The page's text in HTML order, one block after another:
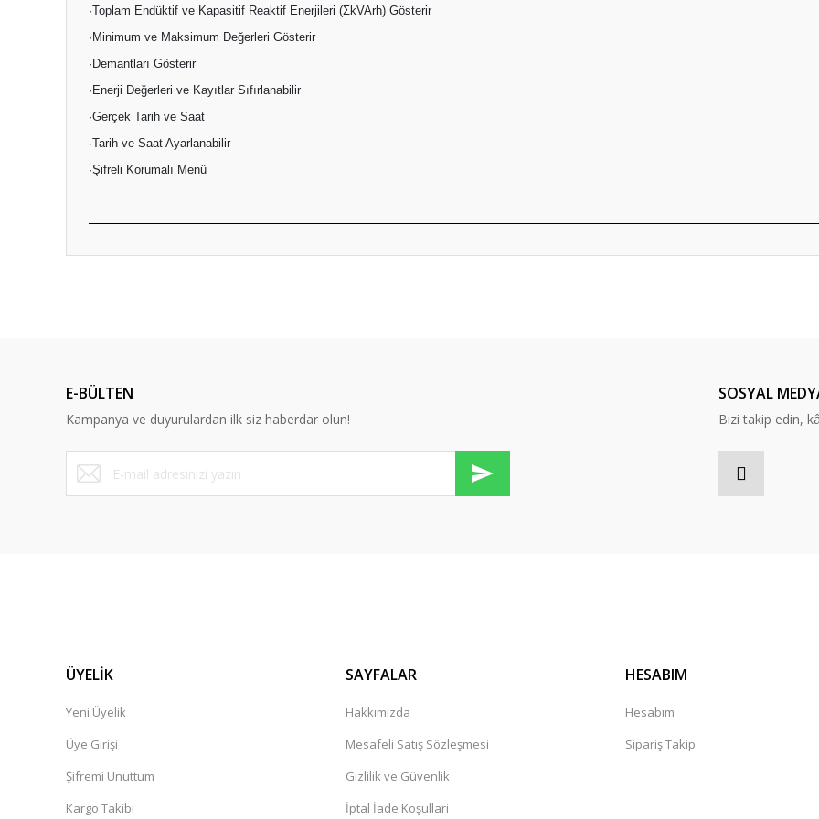
·Toplam Endüktif ve Kapasitif Reaktif Enerjileri (ΣkVArh) Gösterir
·Minimum ve Maksimum Değerleri Gösterir
·Demantları Gösterir
·Enerji Değerleri ve Kayıtlar Sıfırlanabilir
·Gerçek Tarih ve Saat
·Tarih ve Saat Ayarlanabilir
·Şifreli Korumalı Menü
Bu ürüne benzer farklı alternatifler olmalı.
E-BÜLTEN
Kampanya ve duyurulardan ilk siz haberdar olun!
SOSYAL
Bizi takip edin,
ÜYELİK
Yeni Üyelik
Üye Girişi
Şifremi Unuttum
Kargo Takibi
SAYFALAR
Hakkımızda
Mesafeli Satış Sözleşmesi
Gizlilik ve Güvenlik
İptal İade Koşullari
HESABIM
Hesabım
Sipariş Takip